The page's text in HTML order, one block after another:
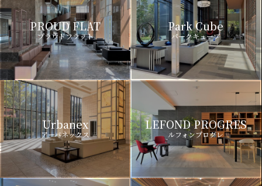
PROUD FLAT
プラウドフラット
Park Cube
パークキューブ
Urbanex
アーバネックス
LEFOND PROGRES
ルフォンプログレ